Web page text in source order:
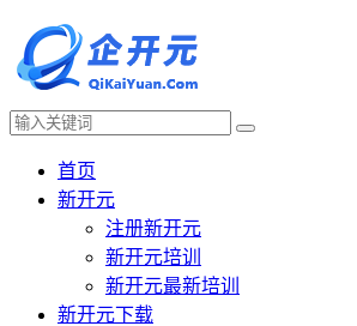
首页
新开元
注册新开元
新开元培训
新开元最新培训
新开元下载